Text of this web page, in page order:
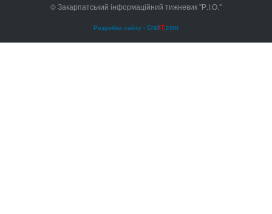
© Закарпатський інформаційний тижневик "Р.І.О."
Розробка сайту - CrafIT.com